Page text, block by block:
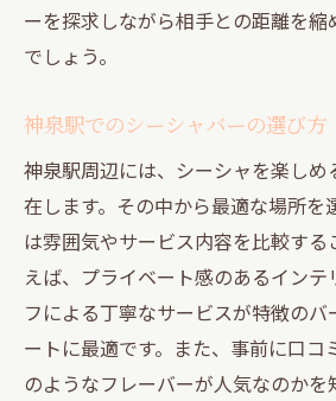
ーを探求しながら相手との距離を縮
でしょう。
神泉駅でのシーシャバーの選び方
神泉駅周辺には、シーシャを楽し
在します。その中から最適な場所を
は雰囲気やサービス内容を比較する
えば、プライベート感のあるインテ
フによる丁寧なサービスが特徴の
ートに最適です。また、事前に口コ
のようなフレーバーが人気なのかを